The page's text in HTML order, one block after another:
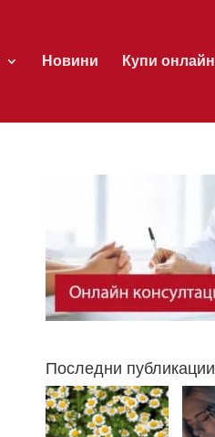
Новини Купи онлайн
Последни публикации